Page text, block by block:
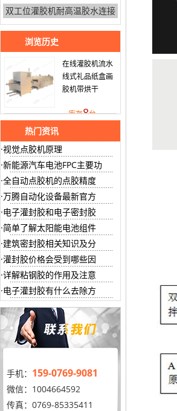
双工位灌胶机耐高温胶水连接
浏览历史
在线灌胶机流水
线式礼品纸盒画
胶机带烘干
库存8台
热门资讯
视觉点胶机原理
新能源汽车电池FPC主要功
全自动点胶机的点胶精度
万腾自动化设备最新官方
电子灌封胶和电子密封胶
简单了解太阳能电池组件
建筑密封胶相关知识及分
灌封胶价格会受到哪些因
详解粘钢胶的作用及注意
电子灌封胶有什么去除方
手机： 159-0769-9081
微信：1004664592
传真：0769-85335411